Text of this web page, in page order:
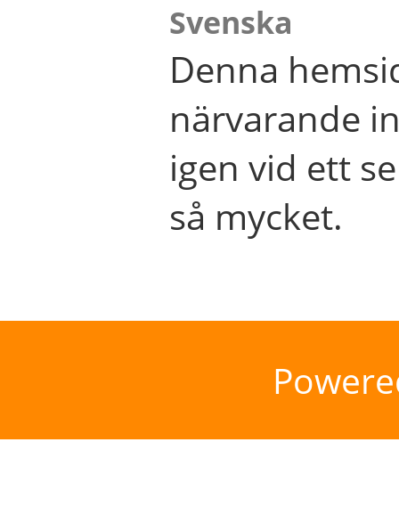
Svenska
Denna
närvarande
igen vid ett
så mycket.